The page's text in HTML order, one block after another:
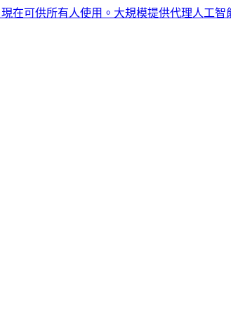
有人使用。大規模提供代理人工智能，以